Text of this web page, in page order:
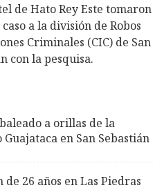
de Hato Rey Este tomaron
a la división de Robos
Criminales (CIC) de San
con la pesquisa.
a orillas de la
en San Sebastián
de 26 años en Las Piedras